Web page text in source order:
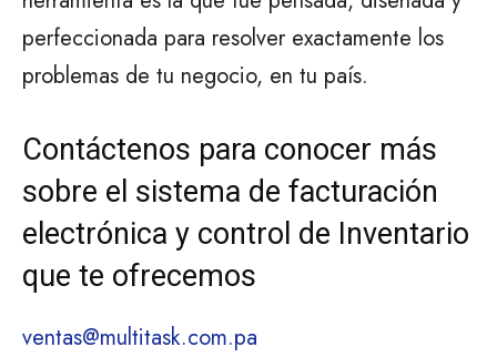
perfeccionada para resolver exactamente los
problemas de tu negocio, en tu país.
Contáctenos para conocer más
sobre el sistema de facturación
electrónica y control de Inventario
que te ofrecemos
ventas@multitask.com.pa